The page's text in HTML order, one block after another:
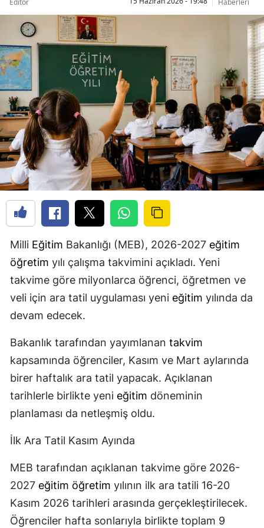
Milli Eğitim Bakanlığı (MEB), 2026-2027 eğitim
öğretim yılı çalışma takvimini açıkladı. Yeni
takvime göre milyonlarca öğrenci, öğretmen ve
veli için ara tatil uygulaması yeni eğitim yılında da
devam edecek.
Bakanlık tarafından yayımlanan takvim
kapsamında öğrenciler, Kasım ve Mart aylarında
birer haftalık ara tatil yapacak. Açıklanan
tarihlerle birlikte yeni eğitim döneminin
planlaması da netleşmiş oldu.
İlk Ara Tatil Kasım Ayında
MEB tarafından açıklanan takvime göre 2026-
2027 eğitim öğretim yılının ilk ara tatili 16-20
Kasım 2026 tarihleri arasında gerçekleştirilecek.
Öğrenciler hafta sonlarıyla birlikte toplam 9